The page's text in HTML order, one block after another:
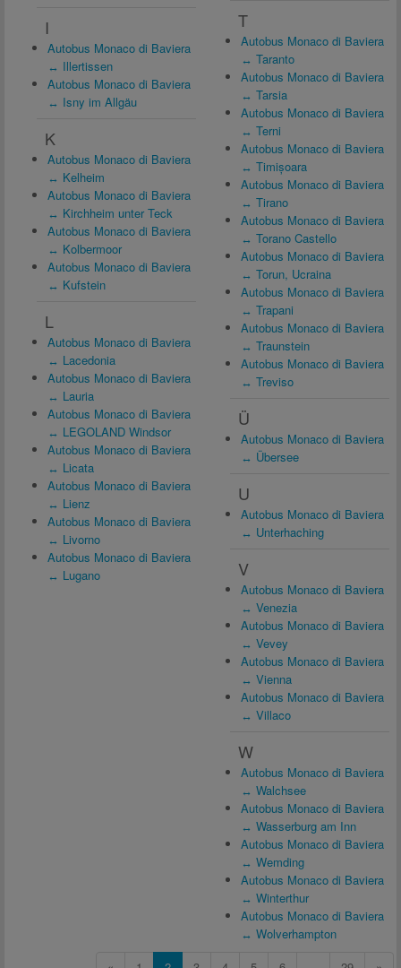
I
Autobus Monaco di Baviera
↔ Illertissen
Autobus Monaco di Baviera
↔ Isny im Allgäu
K
Autobus Monaco di Baviera
↔ Kelheim
Autobus Monaco di Baviera
↔ Kirchheim unter Teck
Autobus Monaco di Baviera
↔ Kolbermoor
Autobus Monaco di Baviera
↔ Kufstein
L
Autobus Monaco di Baviera
↔ Lacedonia
Autobus Monaco di Baviera
↔ Lauria
Autobus Monaco di Baviera
↔ LEGOLAND Windsor
Autobus Monaco di Baviera
↔ Licata
Autobus Monaco di Baviera
↔ Lienz
Autobus Monaco di Baviera
↔ Livorno
Autobus Monaco di Baviera
↔ Lugano
T
Autobus Monaco di Baviera
↔ Taranto
Autobus Monaco di Baviera
↔ Tarsia
Autobus Monaco di Baviera
↔ Terni
Autobus Monaco di Baviera
↔ Timișoara
Autobus Monaco di Baviera
↔ Tirano
Autobus Monaco di Baviera
↔ Torano Castello
Autobus Monaco di Baviera
↔ Torun, Ucraina
Autobus Monaco di Baviera
↔ Trapani
Autobus Monaco di Baviera
↔ Traunstein
Autobus Monaco di Baviera
↔ Treviso
Ü
Autobus Monaco di Baviera
↔ Übersee
U
Autobus Monaco di Baviera
↔ Unterhaching
V
Autobus Monaco di Baviera
↔ Venezia
Autobus Monaco di Baviera
↔ Vevey
Autobus Monaco di Baviera
↔ Vienna
Autobus Monaco di Baviera
↔ Villaco
W
Autobus Monaco di Baviera
↔ Walchsee
Autobus Monaco di Baviera
↔ Wasserburg am Inn
Autobus Monaco di Baviera
↔ Wemding
Autobus Monaco di Baviera
↔ Winterthur
Autobus Monaco di Baviera
↔ Wolverhampton